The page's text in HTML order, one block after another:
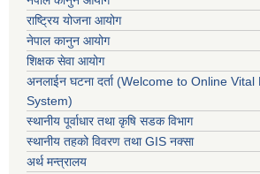
राष्ट्रिय योजना आयोग
नेपाल कानुन आयोग
शिक्षक सेवा आयोग
अनलाईन घटना दर्ता (Welcome to Online
System)
स्थानीय पूर्वाधार तथा कृषि सडक विभाग
स्थानीय तहको विवरण तथा GIS नक्सा
अर्थ मन्त्रालय